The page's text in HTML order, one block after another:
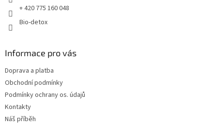
+ 420 775 160 048
Bio-detox
Informace pro vás
Doprava a platba
Obchodní podmínky
Podmínky ochrany os. údajů
Kontakty
Náš příběh